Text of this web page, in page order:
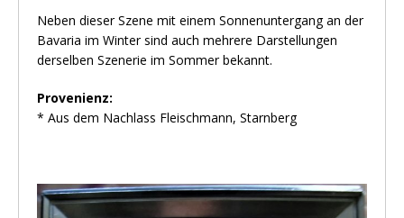
Neben dieser Szene mit einem Sonnenuntergang an der
Bavaria im Winter sind auch mehrere Darstellungen
derselben Szenerie im Sommer bekannt.
Provenienz:
* Aus dem Nachlass Fleischmann, Starnberg